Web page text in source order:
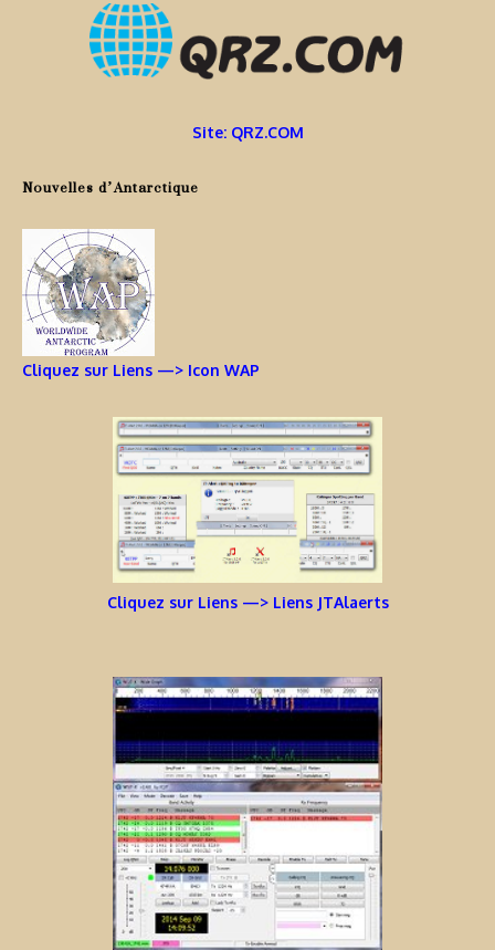
Site: QRZ.COM
Nouvelles d’Antarctique
Cliquez sur Liens —> Icon WAP
Cliquez sur Liens —> Liens JTAlaerts